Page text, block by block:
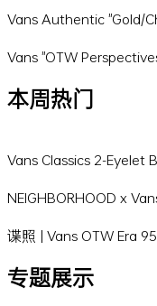
Vans Authentic "Gold/
Vans "OTW
本周热门
Vans Classics 2-Eyelet
NEIGHBORHOOD x
谍照 | Vans OTW Era
专题展示